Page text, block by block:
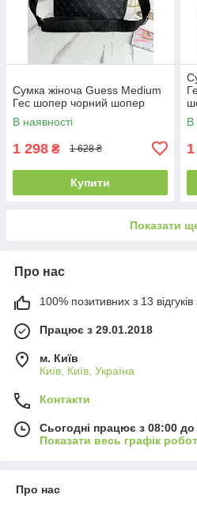
Сумка жіноча Guess Medium
Гес шопер чорний шопер
В наявності
1 298 ₴ 1 628 ₴
Купити
В
Показати
Про нас
100% позитивних з 13 відгуків
Працює з 29.01.2018
м. Київ
Київ, Київ, Україна
Контакти
Сьогодні працює з 08:00 до
Показати весь графік
Про нас